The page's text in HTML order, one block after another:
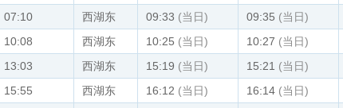
07:10 西湖东 09:33 (当日) 09:35 (当日)
10:08 西湖东 10:25 (当日) 10:27 (当日)
13:03 西湖东 15:19 (当日) 15:21 (当日)
15:55 西湖东 16:12 (当日) 16:14 (当日)